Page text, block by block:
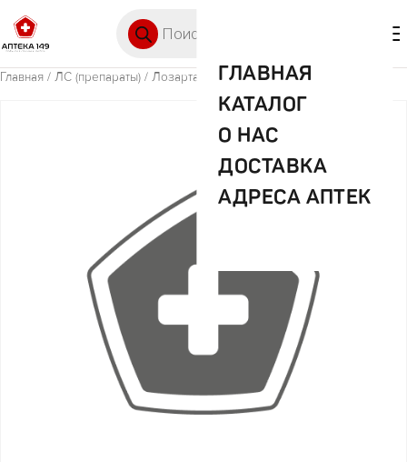
ГЛАВНАЯ
КАТАЛОГ
О НАС
ДОСТАВКА
АДРЕСА АПТЕК
Главная / ЛС (препараты) / Лозартан 25мг №30 таб п/о